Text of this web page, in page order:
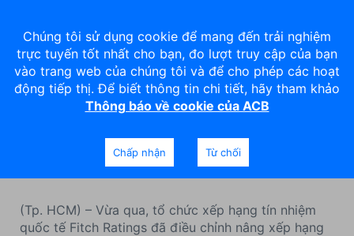
FITCH nâng hạng GSR của
ACB lên mức B+
(Tp. HCM) – Vừa qua, tổ chức xếp hạng tín nhiệm
quốc tế Fitch Ratings đã điều chỉnh nâng xếp hạng
Chúng tôi sử dụng cookie để mang đến trải nghiệm
trực tuyến tốt nhất cho bạn, đo lượt truy cập của bạn
vào trang web của chúng tôi và để cho phép các hoạt
động tiếp thị. Để biết thông tin chi tiết, hãy tham khảo
Thông báo về cookie của ACB
Chấp nhận Từ chối